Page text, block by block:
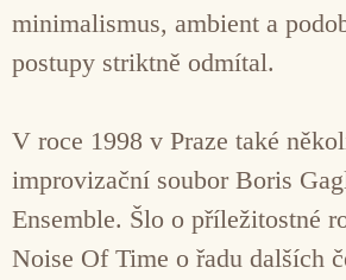
minimalismus, ambient a
postupy striktně odmítal.
V roce 1998 v Praze také
improvizační soubor Boris
Ensemble. Šlo o příležitostné
Noise Of Time o řadu dalších